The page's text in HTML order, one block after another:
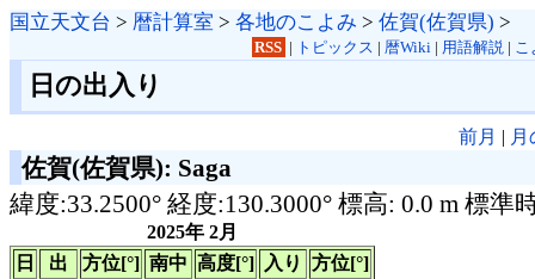
国立天文台 > 暦計算室 > 各地のこよみ > 佐賀(佐賀県) >
RSS | トピックス | 暦Wiki| 用語解説| こ
日の出入り
前月 |
佐賀(佐賀県): Saga
緯度:33.2500° 経度:130.3000° 標高: 0.0 m 標準
2025年 2月
日
出 方位[°] 南中 高度[°] 入り
方位[°]